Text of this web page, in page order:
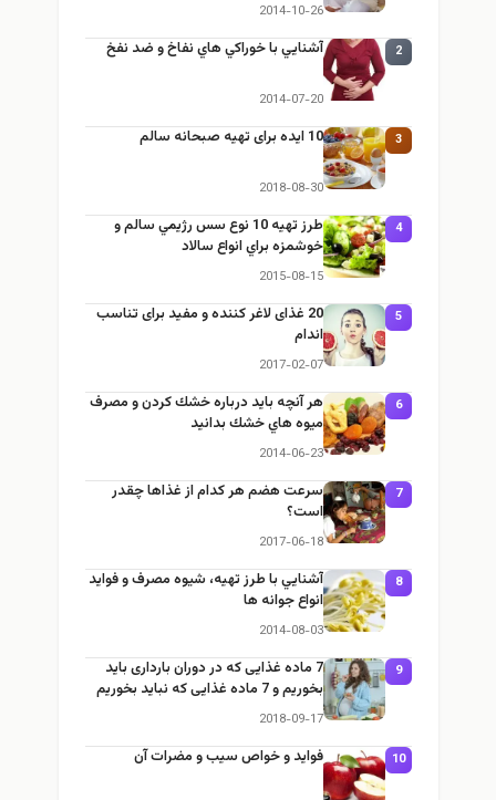
2014-10-26
2 آشنايي با خوراكي هاي نفاخ و ضد نفخ
2014-07-20
3 10 ایده برای تهیه صبحانه سالم
2018-08-30
4
طرز تهيه 10 نوع سس رژيمي سالم و
خوشمزه براي انواع سالاد
2015-08-15
5
20 غذای لاغر کننده و مفید برای تناسب
اندام
2017-02-07
6
هر آنچه بايد درباره خشك كردن و مصرف
ميوه هاي خشك بدانيد
2014-06-23
7
سرعت هضم هر کدام از غذاها چقدر
است؟
2017-06-18
8
آشنايي با طرز تهيه، شيوه مصرف و فوايد
انواع جوانه ها
2014-08-03
9
7 ماده غذایی که در دوران بارداری باید
بخوریم و 7 ماده غذایی که نباید بخوریم
2018-09-17
10 فواید و خواص سیب و مضرات آن